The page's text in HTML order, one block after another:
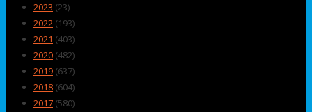
2023 (23)
2022 (193)
2021 (403)
2020 (482)
2019 (637)
2018 (604)
2017 (580)